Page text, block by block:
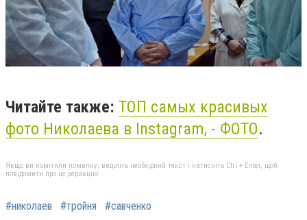
Читайте также: ТОП самых красивых
фото Николаева в Instagram, - ФОТО.
Якщо ви помітили помилку, виділіть необхідний текст і натисніть Ctrl + Enter, щоб
повідомити про це редакцію
#николаев #тройня #савченко